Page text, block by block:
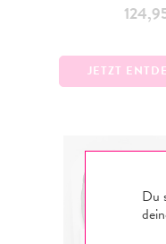
Du
JETZT